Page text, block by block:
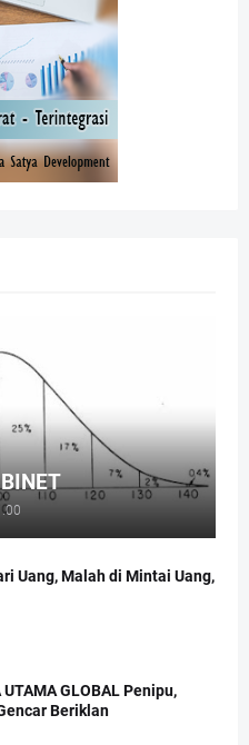
Uang, Malah di Mintai Uang,
UTAMA GLOBAL Penipu,
Beriklan